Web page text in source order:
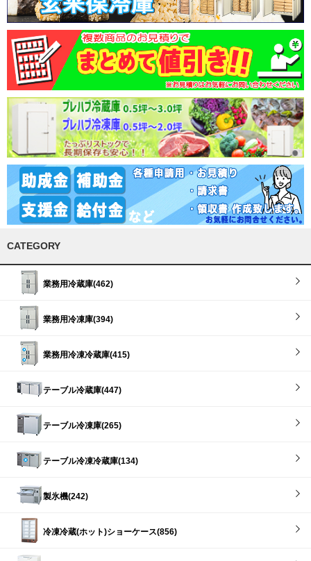
CATEGORY
業務用冷蔵庫(462)
業務用冷凍庫(394)
業務用冷凍冷蔵庫(415)
テーブル冷蔵庫(447)
テーブル冷凍庫(265)
テーブル冷凍冷蔵庫(134)
製氷機(242)
冷凍冷蔵(ホット)ショーケース(856)